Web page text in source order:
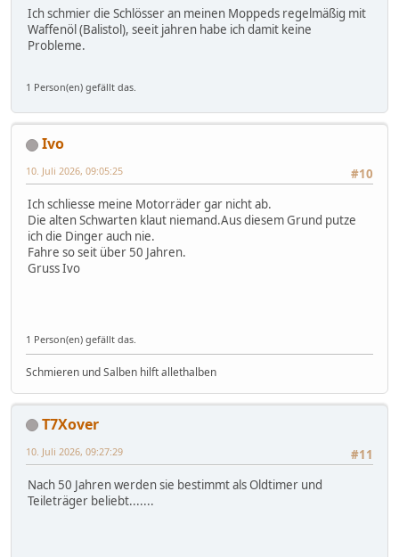
Ich schmier die Schlösser an meinen Moppeds regelmäßig mit
Waffenöl (Balistol), seeit jahren habe ich damit keine
Probleme.
1 Person(en) gefällt das.
Ivo
#10
10. Juli 2026, 09:05:25
Ich schliesse meine Motorräder gar nicht ab.
Die alten Schwarten klaut niemand.Aus diesem Grund putze
ich die Dinger auch nie.
Fahre so seit über 50 Jahren.
Gruss Ivo
1 Person(en) gefällt das.
Schmieren und Salben hilft allethalben
T7Xover
#11
10. Juli 2026, 09:27:29
Nach 50 Jahren werden sie bestimmt als Oldtimer und
Teileträger beliebt.......